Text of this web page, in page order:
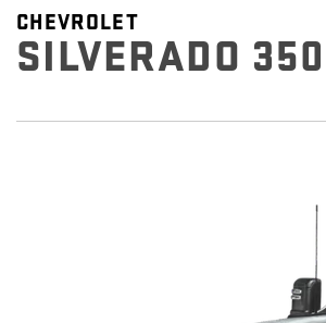
CHEVROLET
SILVERADO